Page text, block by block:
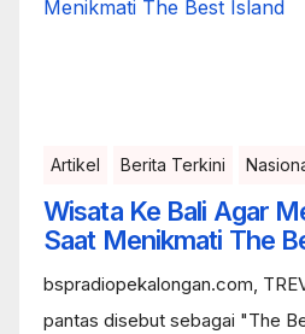
Artikel Berita Terkini
Wisata Ke Bali Agar
Saat Menikmati The
bspradiopekalongan.com,
pantas disebut sebagai "The